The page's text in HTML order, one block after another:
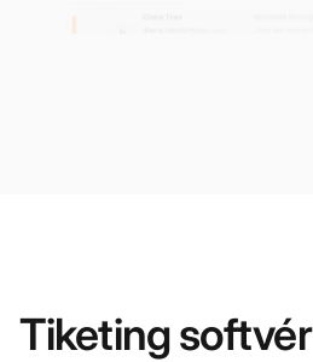
Tiketing softvér